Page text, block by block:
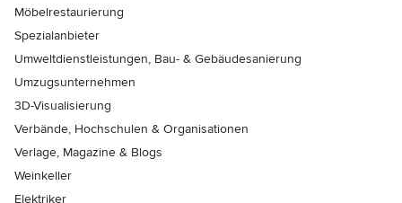
Möbelrestaurierung
Spezialanbieter
Umweltdienstleistungen, Bau- & Gebäudesanierung
Umzugsunternehmen
3D-Visualisierung
Verbände, Hochschulen & Organisationen
Verlage, Magazine & Blogs
Weinkeller
Elektriker